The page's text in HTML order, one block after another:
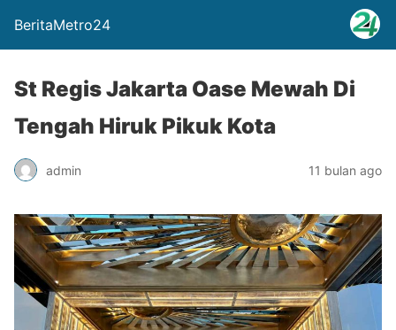
BeritaMetro24
St Regis Jakarta Oase Mewah Di
Tengah Hiruk Pikuk Kota
admin 11 bulan ago